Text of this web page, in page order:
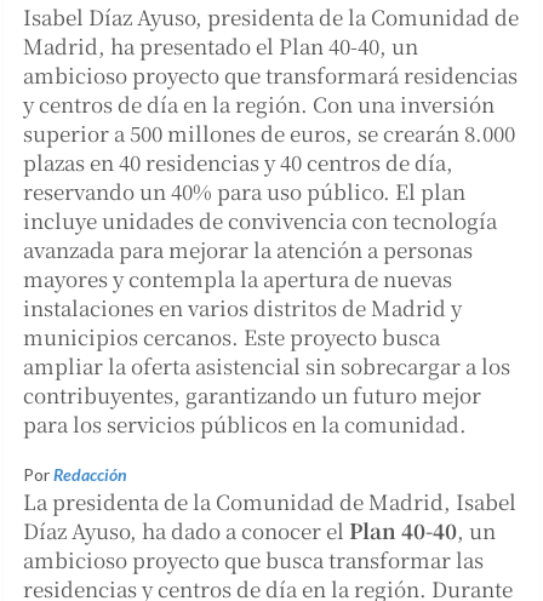
Isabel Díaz Ayuso, presidenta de la Comunidad de
Madrid, ha presentado el Plan 40-40, un
ambicioso proyecto que transformará residencias
y centros de día en la región. Con una inversión
superior a 500 millones de euros, se crearán 8.000
plazas en 40 residencias y 40 centros de día,
reservando un 40% para uso público. El plan
incluye unidades de convivencia con tecnología
avanzada para mejorar la atención a personas
mayores y contempla la apertura de nuevas
instalaciones en varios distritos de Madrid y
municipios cercanos. Este proyecto busca
ampliar la oferta asistencial sin sobrecargar a los
contribuyentes, garantizando un futuro mejor
para los servicios públicos en la comunidad.
PorRedacción
La presidenta de la Comunidad de Madrid, Isabel
Díaz Ayuso, ha dado a conocer el Plan 40-40, un
ambicioso proyecto que busca transformar las
residencias y centros de día en la región. Durante